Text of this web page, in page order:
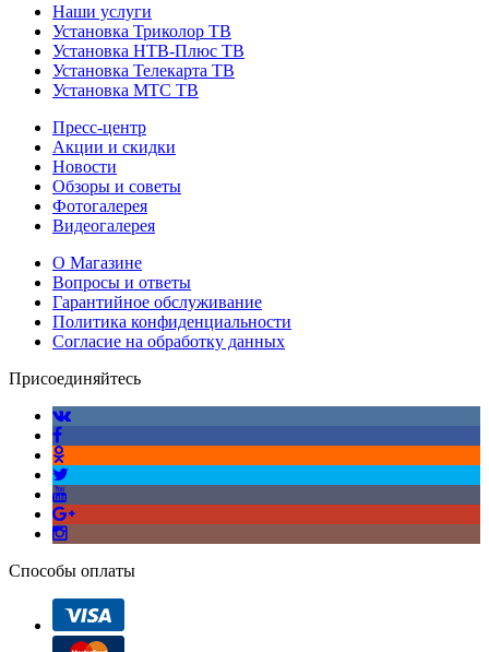
Наши услуги
Установка Триколор ТВ
Установка НТВ-Плюс ТВ
Установка Телекарта ТВ
Установка МТС ТВ
Пресс-центр
Акции и скидки
Новости
Обзоры и советы
Фотогалерея
Видеогалерея
О Магазине
Вопросы и ответы
Гарантийное обслуживание
Политика конфиденциальности
Согласие на обработку данных
Присоединяйтесь
Способы оплаты